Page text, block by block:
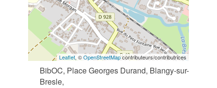
Leaflet, ©OpenStreetMapcontributeurs/contributrices
BibOC, Place Georges Durand, Blangy-sur-
Bresle,